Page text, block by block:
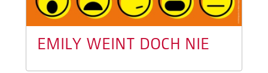
EMILY WEINT DOCH NIE